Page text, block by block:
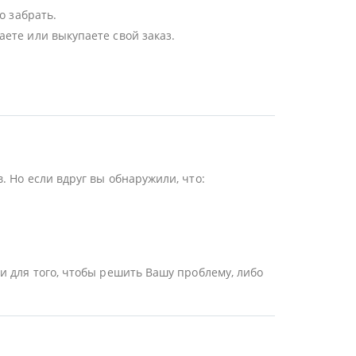
забрать.
или выкупаете свой заказ.
Но если вдруг вы обнаружили, что:
для того, чтобы решить Вашу проблему, либо